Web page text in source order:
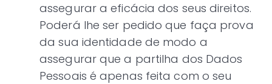
assegurar a eficácia dos seus direitos.
Poderá lhe ser pedido que faça prova
da sua identidade de modo a
assegurar que a partilha dos Dados
Pessoais é apenas feita com o seu